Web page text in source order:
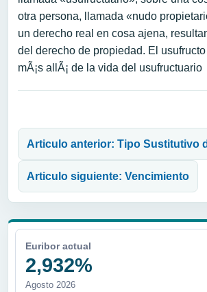
Euribor actual
2,932%
Agosto 2026
otra persona, llamada «nudo
un derecho real en cosa ajena,
del derecho de propiedad. El
mÃ¡s allÃ¡ de la vida del usufructuario
Articulo anterior: Tipo Sustitutivo
Articulo siguiente: Vencimiento